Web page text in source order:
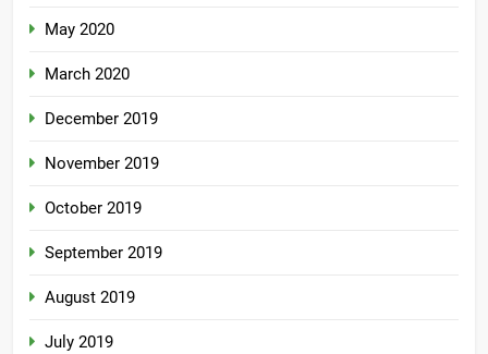
May 2020
March 2020
December 2019
November 2019
October 2019
September 2019
August 2019
July 2019